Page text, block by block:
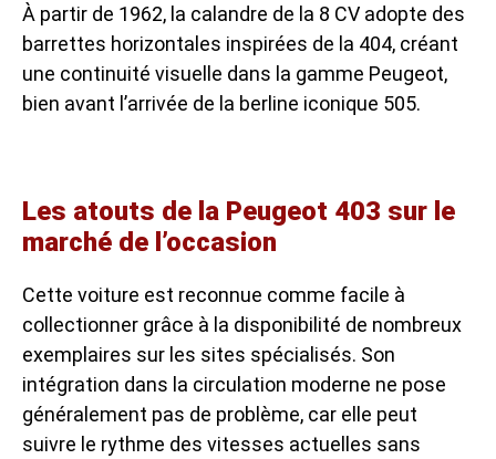
À partir de 1962, la calandre de la 8 CV adopte des
barrettes horizontales inspirées de la 404, créant
une continuité visuelle dans la gamme Peugeot,
bien avant l’arrivée de la berline iconique 505.
Les atouts de la Peugeot 403 sur le
marché de l’occasion
Cette voiture est reconnue comme facile à
collectionner grâce à la disponibilité de nombreux
exemplaires sur les sites spécialisés. Son
intégration dans la circulation moderne ne pose
généralement pas de problème, car elle peut
suivre le rythme des vitesses actuelles sans